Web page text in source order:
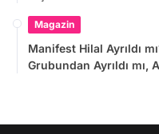
Magazin
Manifest Hilal Ayrıldı
Grubundan Ayrıldı mı,